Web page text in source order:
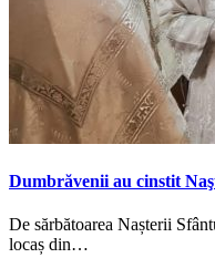
Dumbrăvenii au cinstit
De sărbătoarea Nașterii
locaș din…